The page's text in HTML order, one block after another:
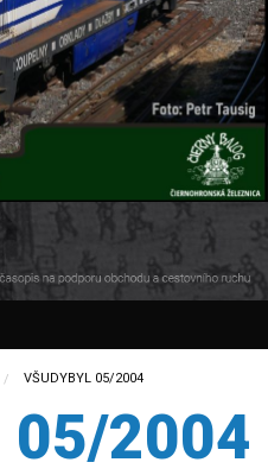
CURRENT:
VŠUDYBYL 05/2004
05/2004